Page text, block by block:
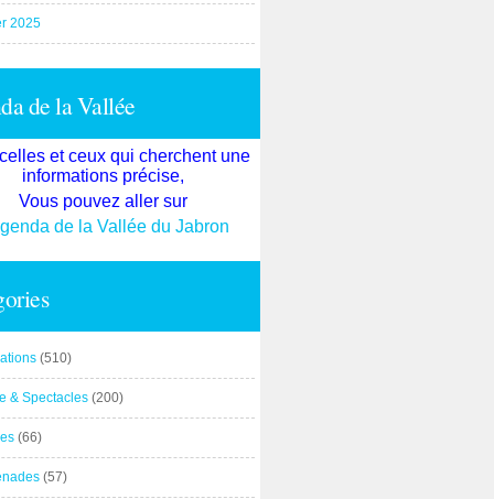
2025
de la Vallée
et ceux qui cherchent une
informations précise,
Vous pouvez aller sur
de la Vallée du Jabron
(510)
& Spectacles (200)
(66)
(57)